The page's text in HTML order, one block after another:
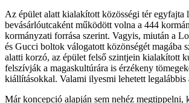
Az épület alatt kialakított közösségi tér egyfajta
bevásárlóutcaként működött volna a 444
kormányzati forrása szerint. Vagyis, miután a
és Gucci boltok válogatott közönségét magába
alatti korzó, az épület felső szintjein kialakított
felszívják a magaskultúrára is érzékeny
kiállításokkal. Valami ilyesmi lehetett legalábbis
Már koncepció alapján sem nehéz megtippelni,